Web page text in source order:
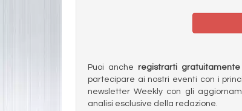
Puoi anche registrarti gratuitamente
partecipare ai nostri eventi con i
newsletter Weekly con gli
analisi esclusive della redazione.